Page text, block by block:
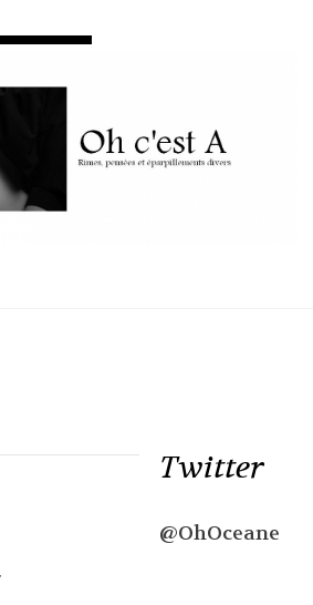
Twitter
@OhOceane